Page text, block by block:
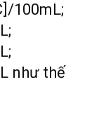
100mL;
như thế